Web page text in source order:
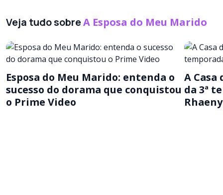
Veja tudo sobreA Esposa do Meu Marido
Esposa do Meu Marido: entenda o
sucesso do dorama que conquistou
o Prime Video
A
da 3ª